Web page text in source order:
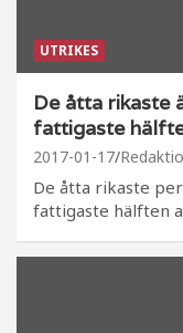
UTRIKES
De åtta rikaste
fattigaste
2017-01-17
De åtta rikaste
fattigaste hälften